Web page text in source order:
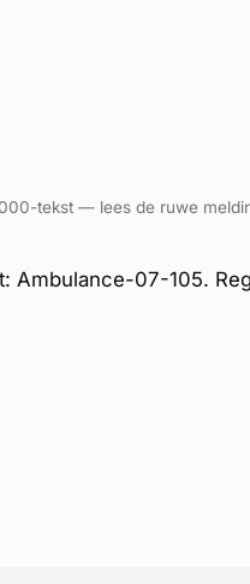
tekst — lees de ruwe
Ambulance-07-105.